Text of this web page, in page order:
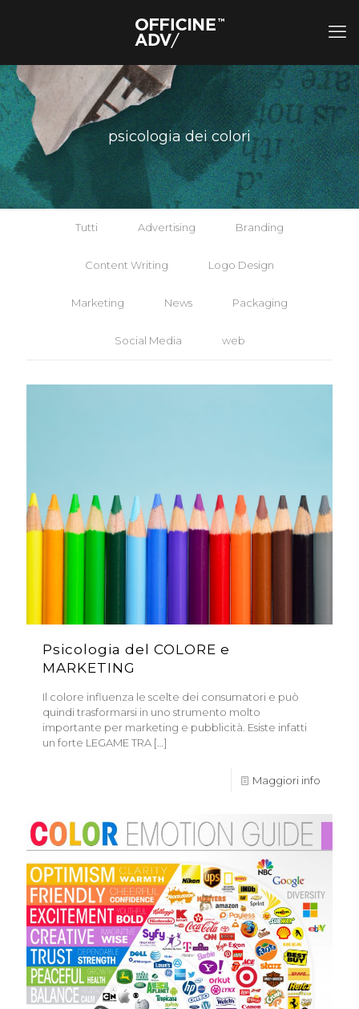
psicologia dei colori
Tutti Advertising Branding
Content Writing Logo Design
Marketing News Packaging
Social Media web
Psicologia del COLORE e
MARKETING
Il colore influenza le scelte dei consumatori e può
quindi trasformarsi in uno strumento molto
importante per marketing e pubblicità. Esiste infatti
un forte LEGAME TRA […]
Maggiori info